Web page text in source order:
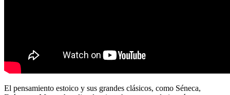
El pensamiento estoico y sus grandes clásicos, como Séneca,